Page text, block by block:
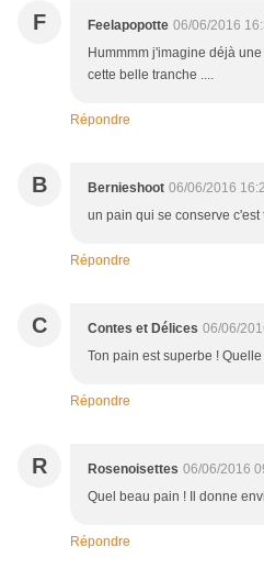
F Feelapopotte 06/06/2016
Hummmm j'imagine déjà
cette belle tranche ....
Répondre
B Bernieshoot 06/06/2016
un pain qui se conserve c'est
Répondre
C Contes et Délices 06/06/
Ton pain est superbe ! Quelle
Répondre
R Rosenoisettes 06/06/2016
Quel beau pain ! Il donne
Répondre